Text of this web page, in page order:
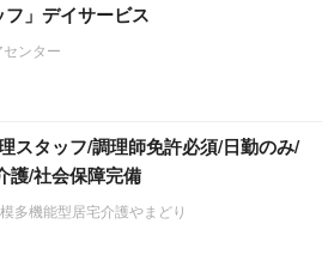
フ」デイサービス
ンター
スタッフ/調理師免許必須/日勤のみ/
護/社会保障完備
多機能型居宅介護やまどり